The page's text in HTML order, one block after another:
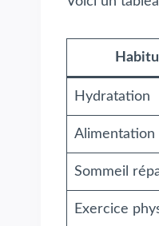
Hydratation
Alimentation
Sommeil
Exercice